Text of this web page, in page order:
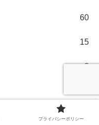
60
15
3
プライバシーポリシー